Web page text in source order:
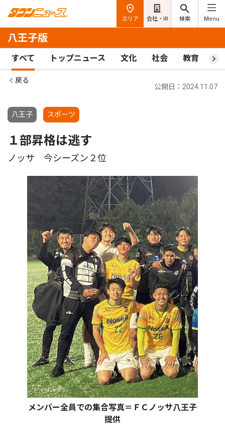
エリア 会社・IR 検索 Menu
八王子版
すべて トップニュース 文化 社会 教育 ス
戻る
八王子 スポーツ
公開日：2024.11.07
１部昇格は逃す
ノッサ 今シーズン２位
メンバー全員での集合写真＝ＦＣノッサ八王子
提供